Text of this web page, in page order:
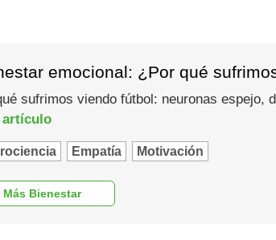
emocional: ¿Por qué
sufrimos viendo fútbol: neuronas espejo,
artículo
Empatía Motivación
Más Bienestar